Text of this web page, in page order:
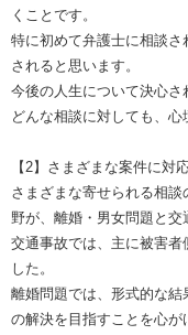
くことです。
特に初めて弁護士に相談
されると思います。
今後の人生について決心さ
どんな相談に対しても、心
【2】さまざまな案件に対
さまざまな寄せられる相
野が、離婚・男女問題と交
交通事故では、主に被害者
した。
離婚問題では、形式的な
の解決を目指すことを心が